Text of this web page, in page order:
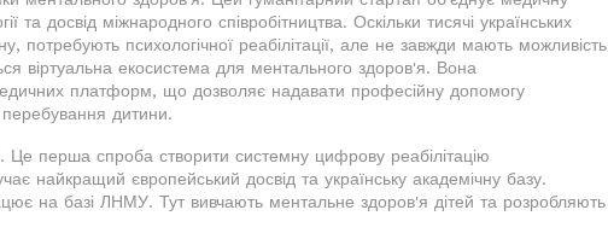
та досвід міжнародного співробітництва. Оскільки тисячі українських
потребують психологічної реабілітації, але не завжди мають можливість
віртуальна екосистема для ментального здоров'я. Вона
платформ, що дозволяє надавати професійну допомогу
дитини.
Це перша спроба створити системну цифрову реабілітацію
найкращий європейський досвід та українську академічну базу.
на базі ЛНМУ. Тут вивчають ментальне здоров'я дітей та розробляють